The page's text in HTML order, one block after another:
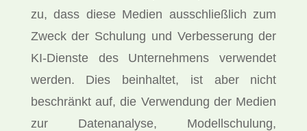
zu, dass diese Medien ausschließlich zum
Zweck der Schulung und Verbesserung der
KI-Dienste des Unternehmens verwendet
werden. Dies beinhaltet, ist aber nicht
beschränkt auf, die Verwendung der Medien
zur Datenanalyse, Modellschulung,